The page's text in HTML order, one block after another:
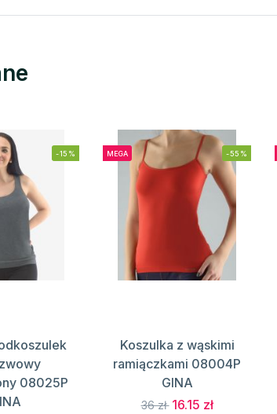
-15%
08025P
MEGA -55%
Koszulka z wąskimi
ramiączkami 08004P
GINA
36 zł 16.15 zł